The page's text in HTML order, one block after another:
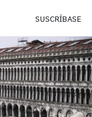
SUSCRÍBASE